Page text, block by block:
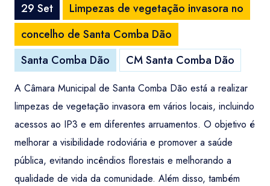
29 Set
Limpezas de vegetação invasora no
concelho de Santa Comba Dão
Santa Comba Dão
CM Santa Comba Dão
A Câmara Municipal de Santa Comba Dão está a realizar
limpezas de vegetação invasora em vários locais, incluindo
acessos ao IP3 e em diferentes arruamentos. O objetivo é
melhorar a visibilidade rodoviária e promover a saúde
pública, evitando incêndios florestais e melhorando a
qualidade de vida da comunidade. Além disso, também